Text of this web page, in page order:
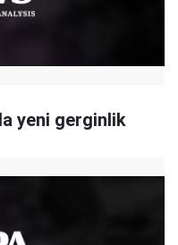
yeni gerginlik